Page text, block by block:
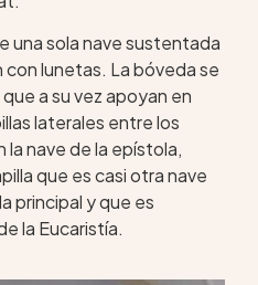
una sola nave sustentada
lunetas. La bóveda se
a su vez apoyan en
laterales entre los
nave de la epístola,
que es casi otra nave
principal y que es
la Eucaristía.